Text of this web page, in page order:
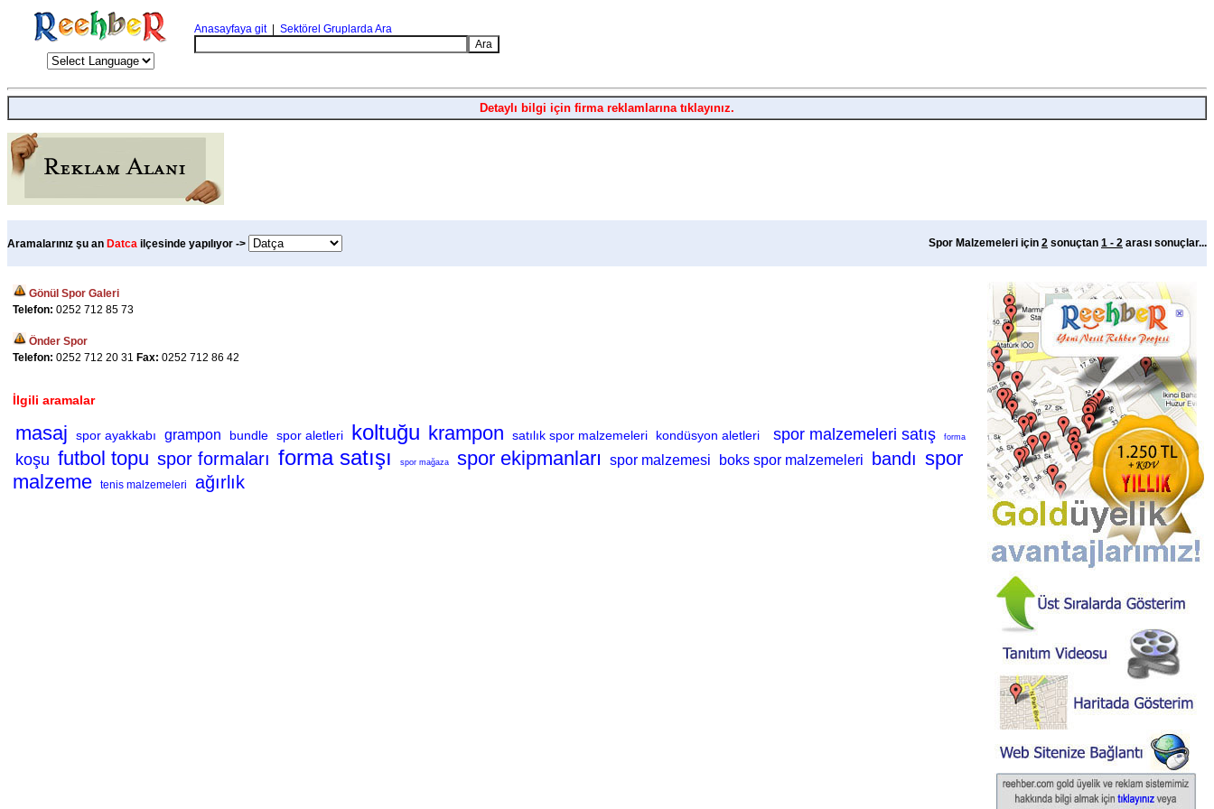
Anasayfaya git| Sektörel Gruplarda Ara
Detaylı bilgi için firma reklamlarına tıklayınız.
Aramalarınız şu an Datca ilçesinde yapılıyor -> Spor Malzemeleri için 2 sonuçtan 1 - 2 arası sonuçlar...
Gönül Spor Galeri
Telefon: 0252 712 85 73
Önder Spor
Telefon: 0252 712 20 31 Fax: 0252 712 86 42
İlgili aramalar
masaj spor ayakkabı grampon bundle spor aletleri koltuğu krampon satılık spor malzemeleri kondüsyon aletleri spor malzemeleri satış forma
koşu futbol topu spor formaları forma satışı spor mağaza spor ekipmanları spor malzemesi boks spor malzemeleri bandı spor
malzeme
tenis malzemeleri ağırlık